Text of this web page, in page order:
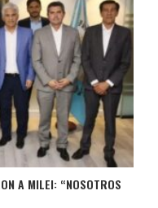
A MILEI: “NOSOTROS